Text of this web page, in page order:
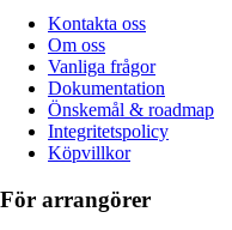
Kontakta oss
Om oss
Vanliga frågor
Dokumentation
Önskemål & roadmap
Integritetspolicy
Köpvillkor
För arrangörer